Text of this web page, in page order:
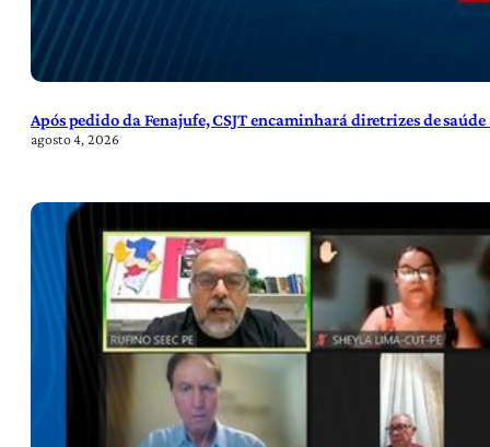
Após pedido da Fenajufe, CSJT encaminhará diretrizes de
agosto 4, 2026